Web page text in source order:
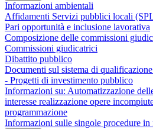
Informazioni ambientali
Affidamenti Servizi pubblici locali
Pari opportunità e inclusione lavorativa
Composizione delle commissioni
Commissioni giudicatrici
Dibattito pubblico
Documenti sul sistema di
- Progetti di investimento pubblico
Informazioni su: Automatizzazione
interesse realizzazione opere
programmazione
Informazioni sulle singole procedure in